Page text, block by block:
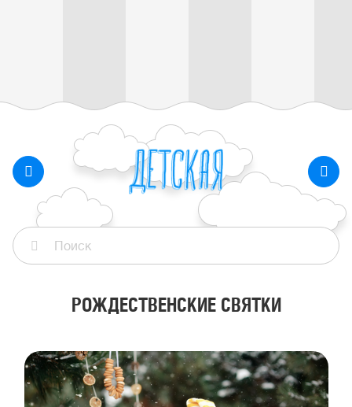
РОЖДЕСТВЕНСКИЕ СВЯТКИ